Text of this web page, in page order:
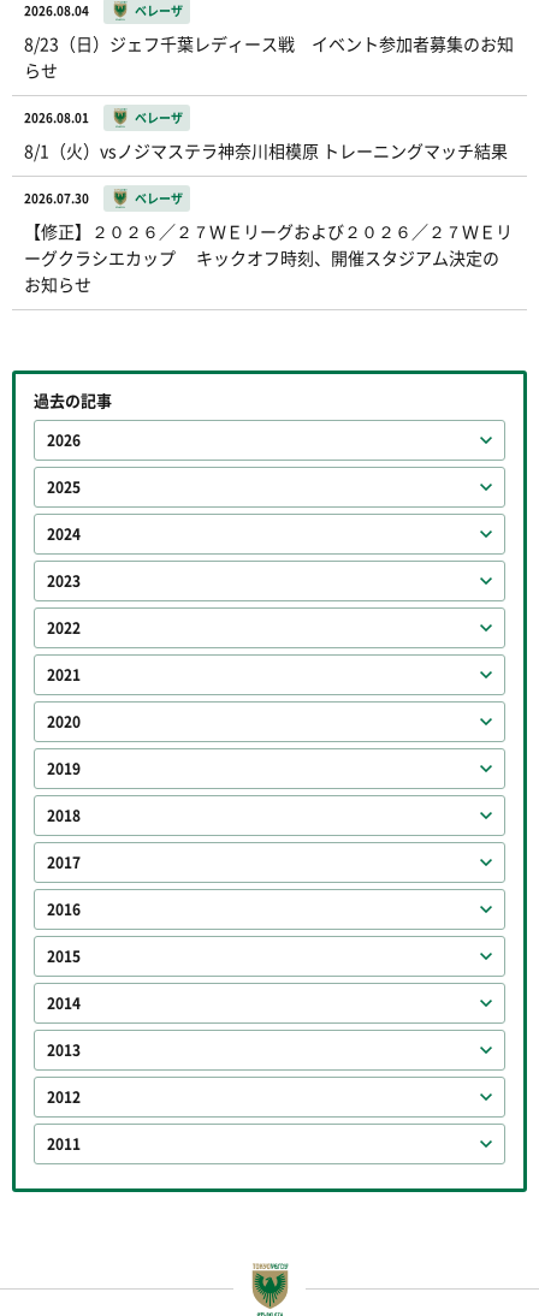
2026.08.04 ベレーザ
8/23（日）ジェフ千葉レディース戦 イベント参加者募集のお知
らせ
2026.08.01 ベレーザ
8/1（火）vsノジマステラ神奈川相模原 トレーニングマッチ結果
2026.07.30 ベレーザ
【修正】２０２６／２７ＷＥリーグおよび２０２６／２７ＷＥリ
ーグクラシエカップ キックオフ時刻、開催スタジアム決定の
お知らせ
過去の記事
2026
2025
2024
2023
2022
2021
2020
2019
2018
2017
2016
2015
2014
2013
2012
2011